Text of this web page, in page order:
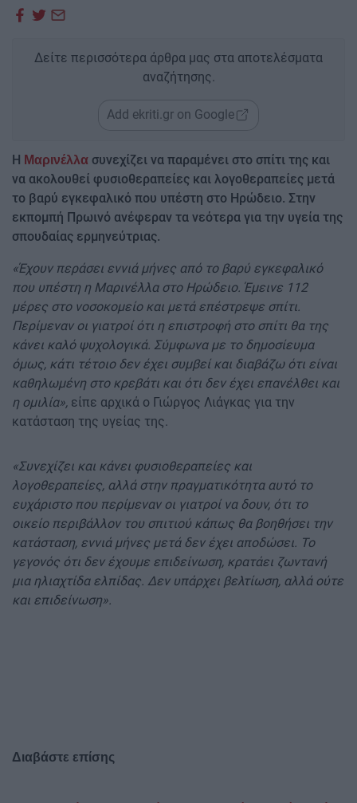
Δείτε περισσότερα άρθρα μας στα αποτελέσματα
αναζήτησης.
Add ekriti.gr on Google
Η Μαρινέλλα συνεχίζει να παραμένει στο σπίτι της και
να ακολουθεί φυσιοθεραπείες και λογοθεραπείες μετά
το βαρύ εγκεφαλικό που υπέστη στο Ηρώδειο. Στην
εκπομπή Πρωινό ανέφεραν τα νεότερα για την υγεία της
σπουδαίας ερμηνεύτριας.
«Έχουν περάσει εννιά μήνες από το βαρύ εγκεφαλικό
που υπέστη η Μαρινέλλα στο Ηρώδειο. Έμεινε 112
μέρες στο νοσοκομείο και μετά επέστρεψε σπίτι.
Περίμεναν οι γιατροί ότι η επιστροφή στο σπίτι θα της
κάνει καλό ψυχολογικά. Σύμφωνα με το δημοσίευμα
όμως, κάτι τέτοιο δεν έχει συμβεί και διαβάζω ότι είναι
καθηλωμένη στο κρεβάτι και ότι δεν έχει επανέλθει και
η ομιλία», είπε αρχικά ο Γιώργος Λιάγκας για την
κατάσταση της υγείας της.
«Συνεχίζει και κάνει φυσιοθεραπείες και
λογοθεραπείες, αλλά στην πραγματικότητα αυτό το
ευχάριστο που περίμεναν οι γιατροί να δουν, ότι το
οικείο περιβάλλον του σπιτιού κάπως θα βοηθήσει την
κατάσταση, εννιά μήνες μετά δεν έχει αποδώσει. Το
γεγονός ότι δεν έχουμε επιδείνωση, κρατάει ζωντανή
μια ηλιαχτίδα ελπίδας. Δεν υπάρχει βελτίωση, αλλά ούτε
και επιδείνωση».
Διαβάστε επίσης